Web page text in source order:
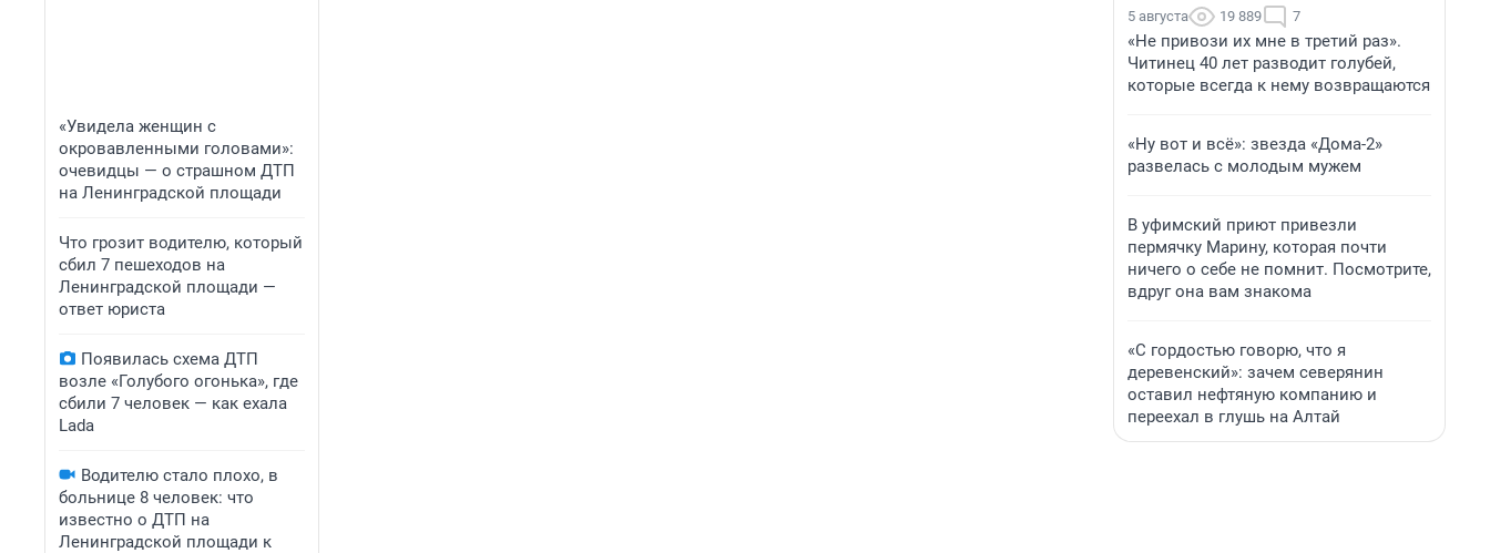
«Увидела женщин с
окровавленными головами»:
очевидцы — о страшном ДТП
на Ленинградской площади
Что грозит водителю, который
сбил 7 пешеходов на
Ленинградской площади —
ответ юриста
Появилась схема ДТП
возле «Голубого огонька», где
сбили 7 человек — как ехала
Lada
Водителю стало плохо, в
больнице 8 человек: что
известно о ДТП на
Ленинградской площади к
5 августа 19 889 7
«Не привози их мне в третий раз».
Читинец 40 лет разводит голубей,
которые всегда к нему возвращаются
«Ну вот и всё»: звезда «Дома-2»
развелась с молодым мужем
В уфимский приют привезли
пермячку Марину, которая почти
ничего о себе не помнит. Посмотрите,
вдруг она вам знакома
«С гордостью говорю, что я
деревенский»: зачем северянин
оставил нефтяную компанию и
переехал в глушь на Алтай